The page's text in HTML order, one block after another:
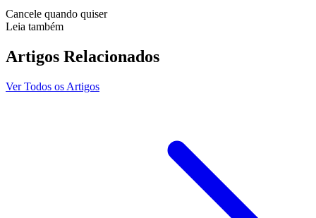
Cancele quando quiser
Leia também
Artigos Relacionados
Ver Todos os Artigos